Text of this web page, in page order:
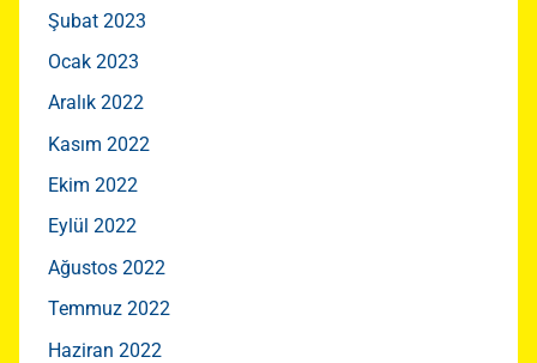
Şubat 2023
Ocak 2023
Aralık 2022
Kasım 2022
Ekim 2022
Eylül 2022
Ağustos 2022
Temmuz 2022
Haziran 2022